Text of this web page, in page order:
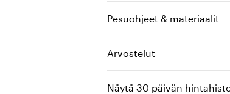
Pesuohjeet & materiaalit
Arvostelut
Näytä 30 päivän